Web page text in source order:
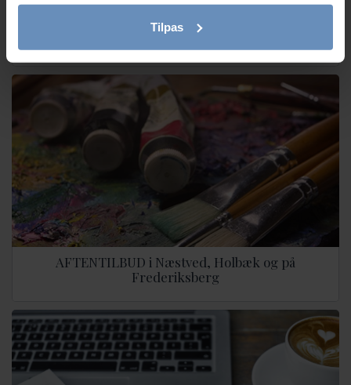
Tilpas
Vi søger 4 nye frivillige telefon- og chatrådgivere
AFTENTILBUD i Næstved, Holbæk og på
Frederiksberg